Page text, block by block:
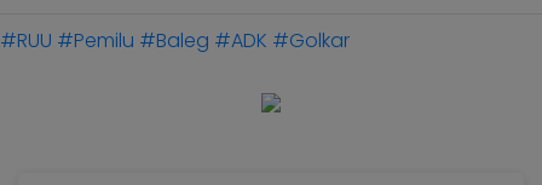
#RUU #Pemilu #Baleg #ADK #Golkar